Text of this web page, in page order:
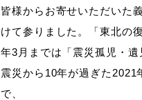
皆様からお寄せいただいた
けて参りました。「東北の
年3月までは「震災孤児・
震災から10年が過ぎた2021
で、